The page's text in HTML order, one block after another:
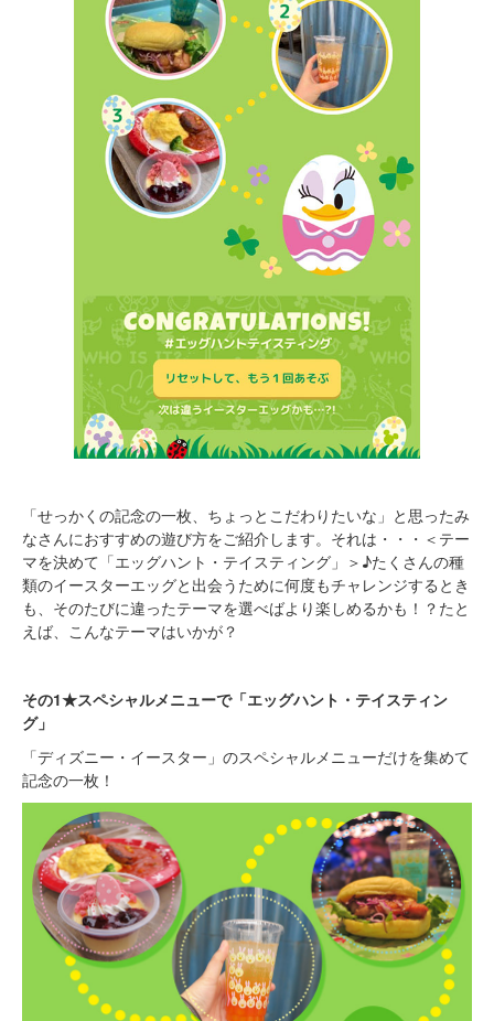
「せっかくの記念の一枚、ちょっとこだわりたいな」と思ったみ
なさんにおすすめの遊び方をご紹介します。それは・・・＜テー
マを決めて「エッグハント・テイスティング」＞♪たくさんの種
類のイースターエッグと出会うために何度もチャレンジするとき
も、そのたびに違ったテーマを選べばより楽しめるかも！？たと
えば、こんなテーマはいかが？
その1★スペシャルメニューで「エッグハント・テイスティン
グ」
「ディズニー・イースター」のスペシャルメニューだけを集めて
記念の一枚！